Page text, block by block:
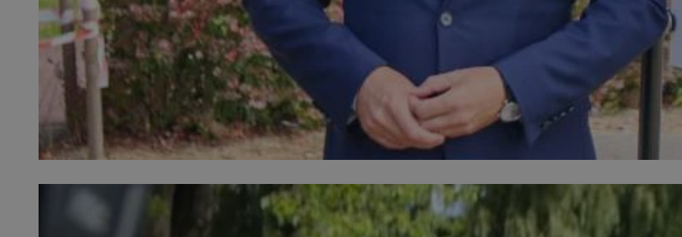
Niezbędne Wydajność Targetowanie Funkcjonalność
Niezbędne pliki cookie umożliwiają korzystanie z podstawowych funkcji strony internetowej,
zarządzanie kontem. Bez niezbędnych plików cookie nie można prawidłowo korzystać ze strony
Nazwa
Provider/
Domena
QeSessID
sosnowiecki.pl
Ten plik cookie
MvSessID
sosnowiecki.pl 1 rok
Ten plik cookie